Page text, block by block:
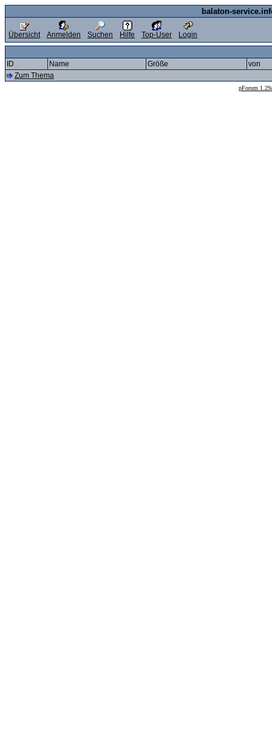
balaton-
Übersicht Anmelden Suchen Hilfe Top-User Login
ID Name Größe
von
Zum Thema
pForum